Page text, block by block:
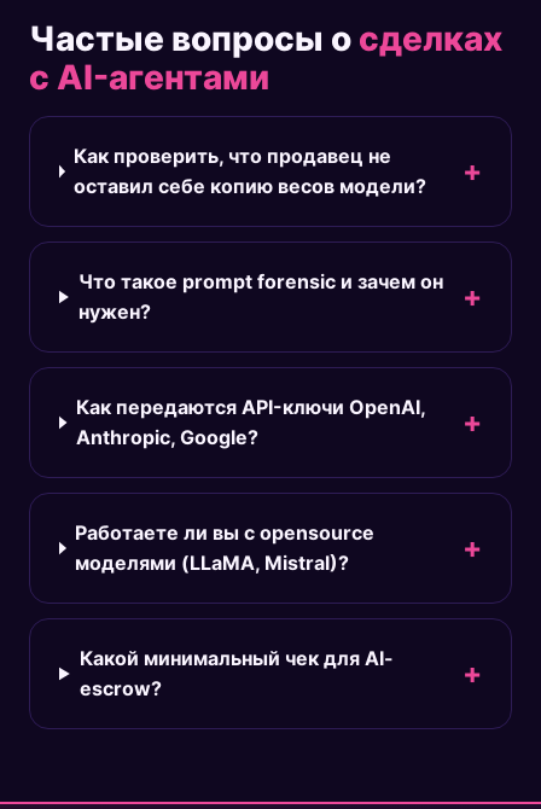
Частые вопросы о сделках
с AI-агентами
Как проверить, что продавец не
оставил себе копию весов модели?
Что такое prompt forensic и зачем он
нужен?
Как передаются API-ключи OpenAI,
Anthropic, Google?
Работаете ли вы с opensource
моделями (LLaMA, Mistral)?
Какой минимальный чек для AI-
escrow?